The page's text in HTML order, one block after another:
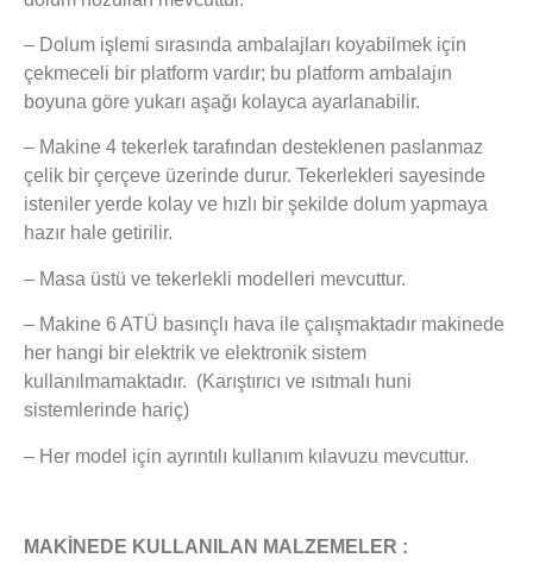
– Dolum işlemi sırasında ambalajları koyabilmek için
çekmeceli bir platform vardır; bu platform ambalajın
boyuna göre yukarı aşağı kolayca ayarlanabilir.
– Makine 4 tekerlek tarafından desteklenen paslanmaz
çelik bir çerçeve üzerinde durur. Tekerlekleri sayesinde
isteniler yerde kolay ve hızlı bir şekilde dolum yapmaya
hazır hale getirilir.
– Masa üstü ve tekerlekli modelleri mevcuttur.
– Makine 6 ATÜ basınçlı hava ile çalışmaktadır makinede
her hangi bir elektrik ve elektronik sistem
kullanılmamaktadır. (Karıştırıcı ve ısıtmalı huni
sistemlerinde hariç)
– Her model için ayrıntılı kullanım kılavuzu mevcuttur.
MAKİNEDE KULLANILAN MALZEMELER :